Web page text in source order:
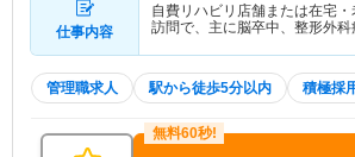
仕事内容
自費リハビリ店舗または在宅
訪問で、主に脳卒中、整形外
管理職求人 駅から徒歩5分以内 積極採